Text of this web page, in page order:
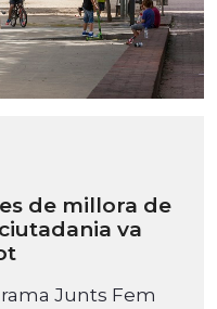
de millora de
va
Junts Fem